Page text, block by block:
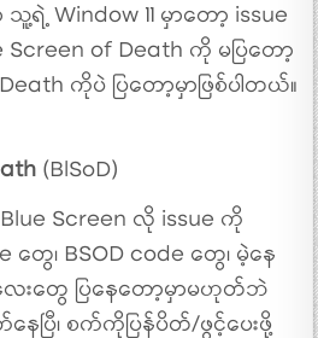
11 မှာတော့ issue
of Death ကို မပြတော့
ကိုပဲ ပြတော့မှာဖြစ်ပါတယ်။
(BlSoD)
Screen လို issue ကို
တွေ၊ BSOD code တွေ၊ မဲ့နေ
ေးတွေ ပြနေတော့မှာမဟုတ်ဘဲ
ပြီ၊ စက်ကိုပြန်ပိတ်/ဖွင့်ပေးဖို့